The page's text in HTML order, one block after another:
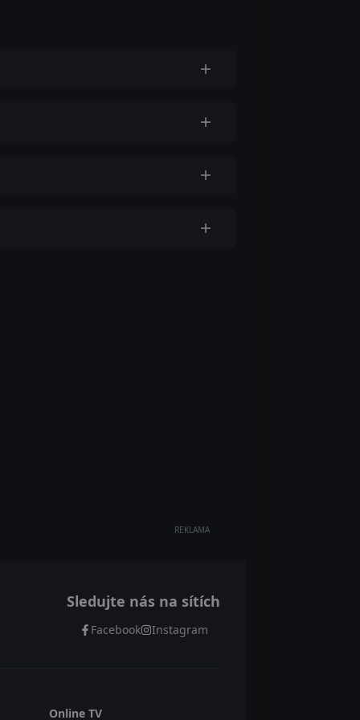
REKLAMA
Sledujte nás na sítích
Facebook Instagram
Online TV